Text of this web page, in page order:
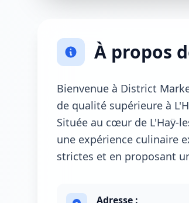
À propos
Bienvenue à District
de qualité supérieure à
Située au cœur de L'Haÿ-
une expérience culinaire
strictes et en proposant
Adresse :